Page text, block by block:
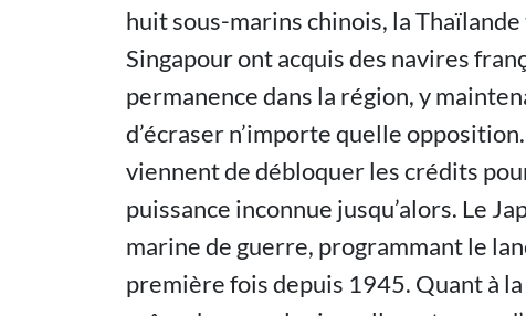
huit sous-marins chinois, la
Singapour ont acquis des navires
permanence dans la région, y
d’écraser n’importe quelle
viennent de débloquer les crédits
puissance inconnue jusqu’alors. Le
marine de guerre, programmant le
première fois depuis 1945. Quant à